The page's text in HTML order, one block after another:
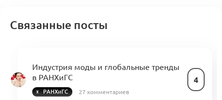
Связанные посты
Индустрия моды и глобальные тренды
в РАНХиГС
4
РАНХиГС 27 комментариев